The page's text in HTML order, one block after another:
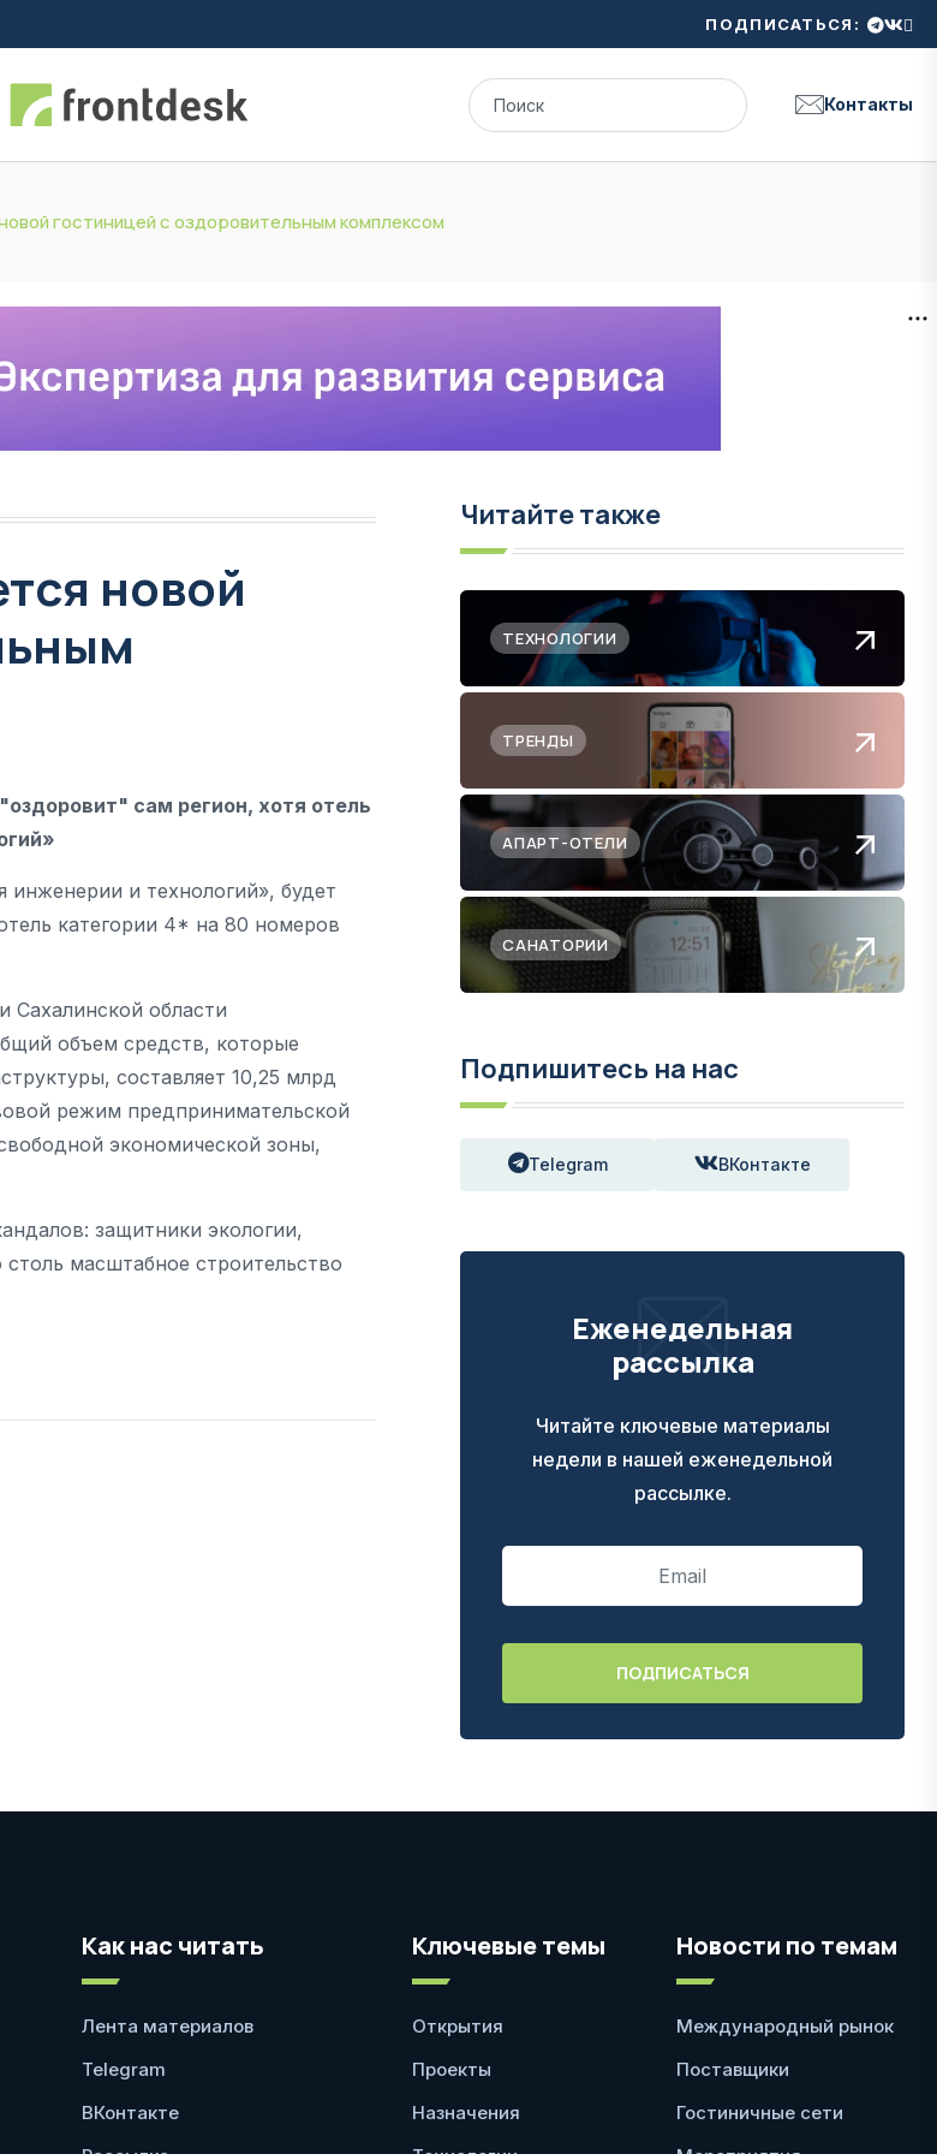
ПОДПИСАТЬСЯ:
Контакты
гостиницей с оздоровительным комплексом
новой
сам регион, хотя отель
и технологий», будет
категории 4* на 80 номеров
области
объем средств, которые
составляет 10,25 млрд
режим предпринимательской
экономической зоны,
защитники экологии,
масштабное строительство
Читайте также
ТЕХНОЛОГИИ
ТРЕНДЫ
АПАРТ-ОТЕЛИ
САНАТОРИИ
Подпишитесь на нас
Telegram ВКонтакте
Еженедельная
рассылка
Читайте ключевые материалы
недели в нашей еженедельной
рассылке.
Как нас читать
Лента материалов
Telegram
ВКонтакте
Ключевые темы
Открытия
Проекты
Назначения
Новости по темам
Международный рынок
Поставщики
Гостиничные сети